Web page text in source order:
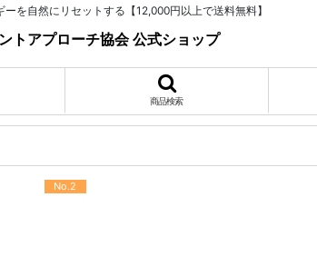
を自然にリセットする【12,000円以上で送料無料】
トアプローチ協会 公式ショップ
商品検索
No.2